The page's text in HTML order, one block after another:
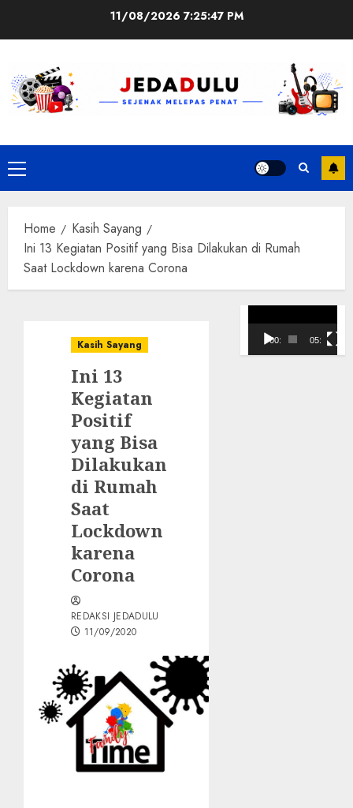
11/08/2026 7:25:48 PM
Primary
Menu
Home
Kasih Sayang
Ini 13 Kegiatan Positif yang Bisa Dilakukan di Rumah
Saat Lockdown karena Corona
Kasih Sayang
Ini 13
Kegiatan
Positif
yang Bisa
Dilakukan
di Rumah
Saat
Lockdown
karena
Corona
REDAKSI JEDADULU
11/09/2020
Video
00:00 05:10